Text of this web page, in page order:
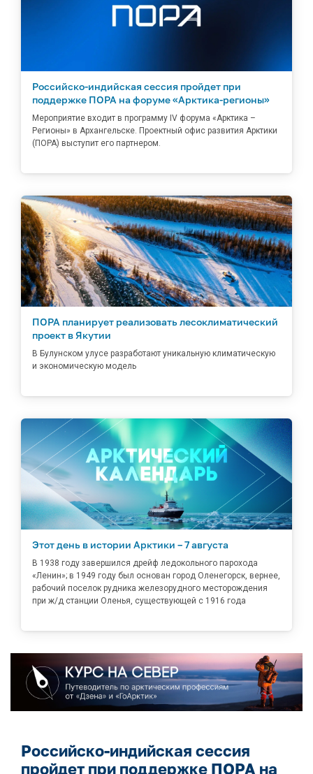
Российско-индийская сессия пройдет при
поддержке ПОРА на форуме «Арктика-регионы»
Мероприятие входит в программу IV форума «Арктика –
Регионы» в Архангельске. Проектный офис развития Арктики
(ПОРА) выступит его партнером.
ПОРА планирует реализовать лесоклиматический
проект в Якутии
В Булунском улусе разработают уникальную климатическую
и экономическую модель
Этот день в истории Арктики – 7 августа
В 1938 году завершился дрейф ледокольного парохода
«Ленин»; в 1949 году был основан город Оленегорск, вернее,
рабочий поселок рудника железорудного месторождения
при ж/д станции Оленья, существующей с 1916 года
Российско-индийская сессия
пройдет при поддержке ПОРА на